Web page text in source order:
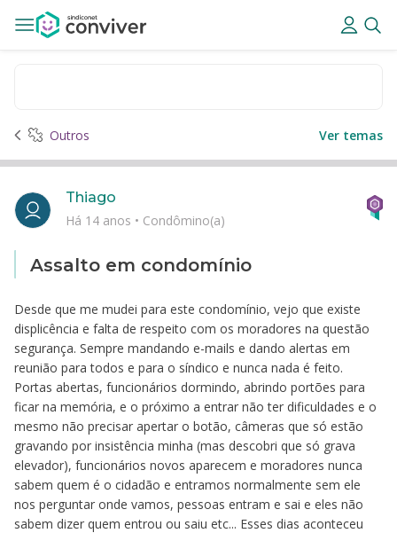
Outros Ver temas
Assalto em condomínio
Desde que me mudei para este condomínio, vejo que existe
displicência e falta de respeito com os moradores na questão
segurança. Sempre mandando e-mails e dando alertas em
reunião para todos e para o síndico e nunca nada é feito.
Portas abertas, funcionários dormindo, abrindo portões para
ficar na memória, e o próximo a entrar não ter dificuldades e o
mesmo não precisar apertar o botão, câmeras que só estão
gravando por insistência minha (mas descobri que só grava
elevador), funcionários novos aparecem e moradores nunca
sabem quem é o cidadão e entramos normalmente sem ele
nos perguntar onde vamos, pessoas entram e sai e eles não
sabem dizer quem entrou ou saiu etc... Esses dias aconteceu
Thiago
Há 14 anos • Condômino(a)